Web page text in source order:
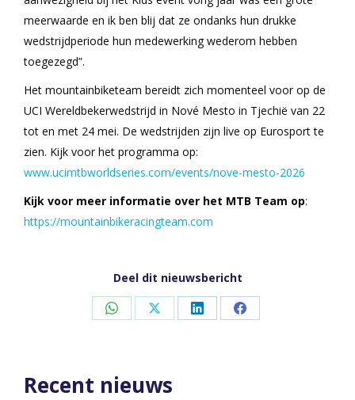
meerwaarde en ik ben blij dat ze ondanks hun drukke
wedstrijdperiode hun medewerking wederom hebben
toegezegd”.
Het mountainbiketeam bereidt zich momenteel voor op de
UCI Wereldbekerwedstrijd in Nové Mesto in Tjechië van 22
tot en met 24 mei. De wedstrijden zijn live op Eurosport te
zien. Kijk voor het programma op:
www.ucimtbworldseries.com/events/nove-mesto-2026
Kijk voor meer informatie over het MTB Team op:
https://mountainbikeracingteam.com
Deel dit nieuwsbericht
Share Share Share Share
Recent nieuws